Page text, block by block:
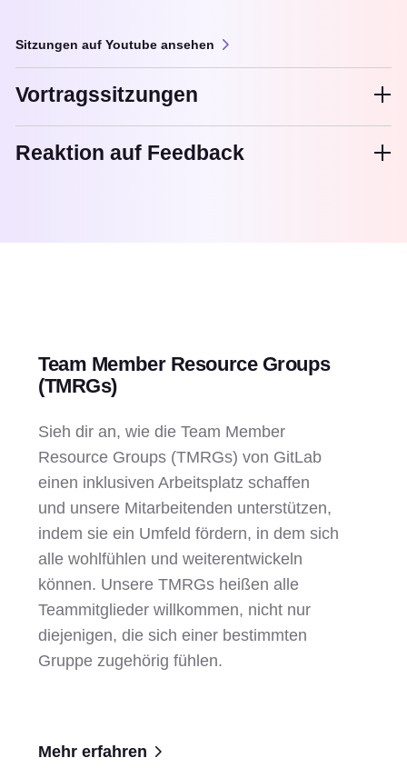
Sitzungen auf Youtube ansehen
Vortragssitzungen
Reaktion auf Feedback
Team Member Resource Groups
(TMRGs)
Sieh dir an, wie die Team Member
Resource Groups (TMRGs) von GitLab
einen inklusiven Arbeitsplatz schaffen
und unsere Mitarbeitenden unterstützen,
indem sie ein Umfeld fördern, in dem sich
alle wohlfühlen und weiterentwickeln
können. Unsere TMRGs heißen alle
Teammitglieder willkommen, nicht nur
diejenigen, die sich einer bestimmten
Gruppe zugehörig fühlen.
Mehr erfahren